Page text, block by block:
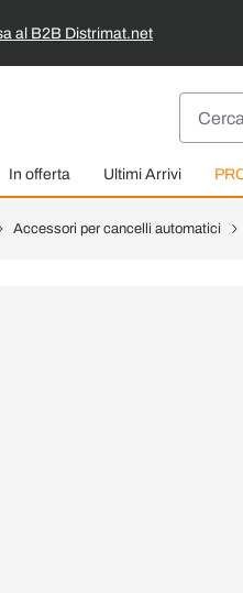
al B2B Distrimat.net
In offerta Ultimi Arrivi
Accessori per cancelli automatici